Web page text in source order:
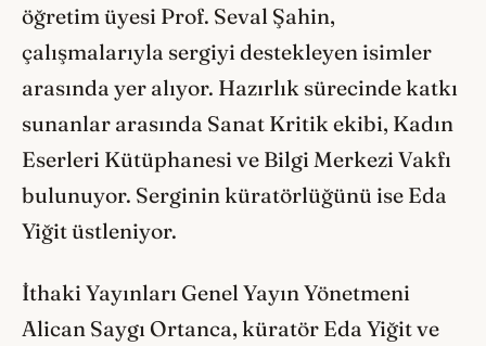
öğretim üyesi Prof. Seval Şahin,
çalışmalarıyla sergiyi destekleyen isimler
arasında yer alıyor. Hazırlık sürecinde katkı
sunanlar arasında Sanat Kritik ekibi, Kadın
Eserleri Kütüphanesi ve Bilgi Merkezi Vakfı
bulunuyor. Serginin küratörlüğünü ise Eda
Yiğit üstleniyor.
İthaki Yayınları Genel Yayın Yönetmeni
Alican Saygı Ortanca, küratör Eda Yiğit ve